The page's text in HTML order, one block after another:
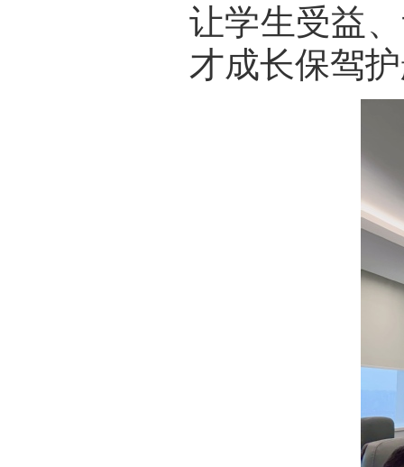
让学生受益
才成长保驾